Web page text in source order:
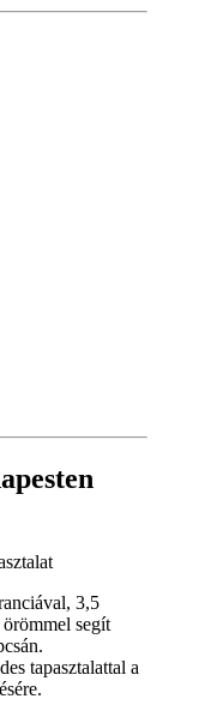
3,5
segít
tapasztalattal a